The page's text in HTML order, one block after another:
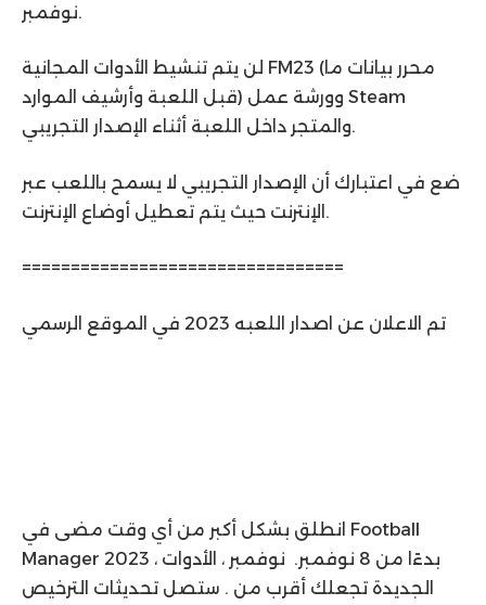
نوفمبر.
لن يتم تنشيط الأدوات المجانية FM23 (محرر بيانات ما
قبل اللعبة وأرشيف الموارد) وورشة عمل Steam
والمتجر داخل اللعبة أثناء الإصدار التجريبي.
ضع في اعتبارك أن الإصدار التجريبي لا يسمح باللعب عبر
الإنترنت حيث يتم تعطيل أوضاع الإنترنت.
=================================
تم الاعلان عن اصدار اللعبه 2023 في الموقع الرسمي
انطلق بشكل أكبر من أي وقت مضى في Football
Manager 2023 ، بدءًا من 8 نوفمبر. نوفمبر ، الأدوات
الجديدة تجعلك أقرب من . ستصل تحديثات الترخيص